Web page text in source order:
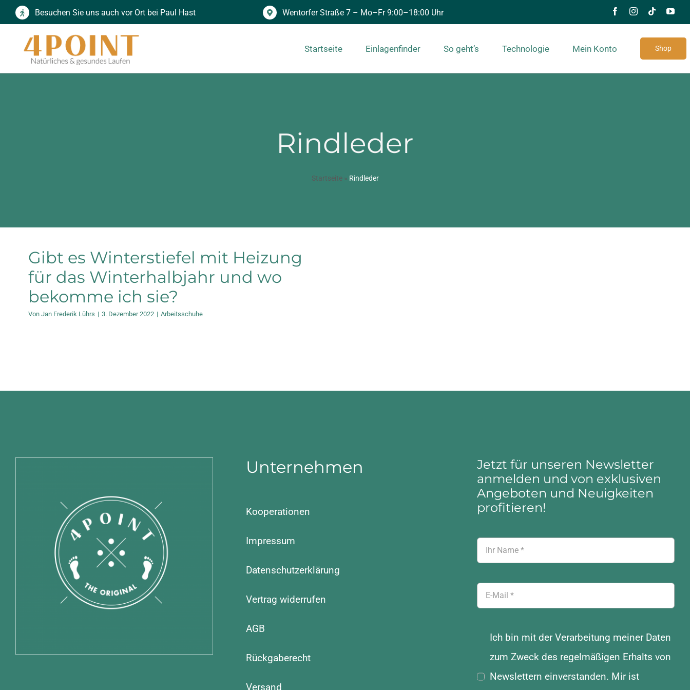
Zum
springen
Besuchen Sie uns auch vor Ort bei Paul Hast Wentorfer Straße 7 – Mo–Fr 9:00–18:00 Uhr
Startseite Einlagenfinder So geht’s Technologie Mein Konto Shop
Rindleder
Startseite» Rindleder
Gibt es Winterstiefel mit Heizung
für das Winterhalbjahr und wo
bekomme ich sie?
Von Jan Frederik Lührs | 3. Dezember 2022 | Arbeitsschuhe
Unternehmen
Kooperationen
Impressum
Datenschutzerklärung
Vertrag widerrufen
AGB
Rückgaberecht
Versand
Jetzt für unseren Newsletter
anmelden und von exklusiven
Angeboten und Neuigkeiten
profitieren!
Ich bin mit der Verarbeitung meiner Daten
zum Zweck des regelmäßigen Erhalts von
Newslettern einverstanden. Mir ist